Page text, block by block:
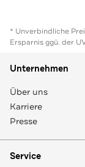
* Unverbindliche
Ersparnis ggü. der
Unternehmen
Über uns
Karriere
Presse
Service